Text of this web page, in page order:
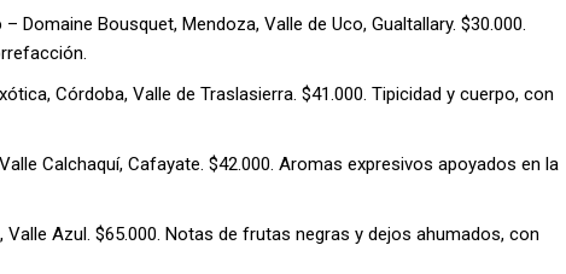
– Domaine Bousquet, Mendoza, Valle de Uco, Gualtallary. $30.000.
Córdoba, Valle de Traslasierra. $41.000. Tipicidad y cuerpo, con
Calchaquí, Cafayate. $42.000. Aromas expresivos apoyados en la
Valle Azul. $65.000. Notas de frutas negras y dejos ahumados, con